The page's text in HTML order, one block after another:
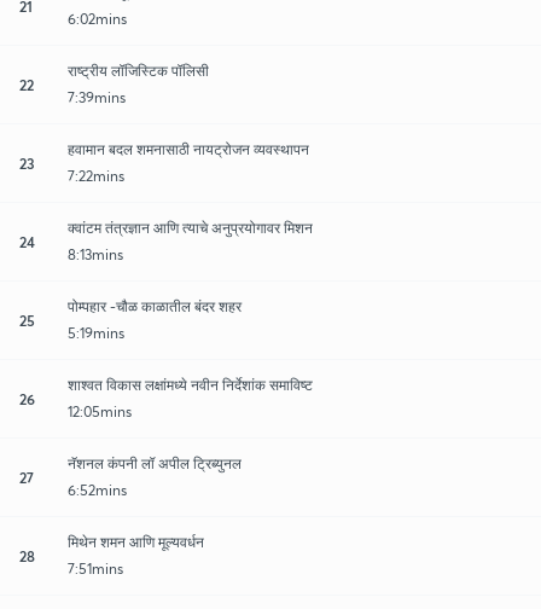
21
6:02mins
22
राष्ट्रीय लॉजिस्टिक पॉलिसी
7:39mins
23
हवामान बदल शमनासाठी नायट्रोजन व्यवस्थापन
7:22mins
24
क्वांटम तंत्रज्ञान आणि त्याचे अनुप्रयोगावर मिशन
8:13mins
25
पोम्पहार -चौळ काळातील बंदर शहर
5:19mins
26
शाश्वत विकास लक्षांमध्ये नवीन निर्देशांक समाविष्ट
12:05mins
27
नॅशनल कंपनी लॉ अपील ट्रिब्युनल
6:52mins
28
मिथेन शमन आणि मूल्यवर्धन
7:51mins